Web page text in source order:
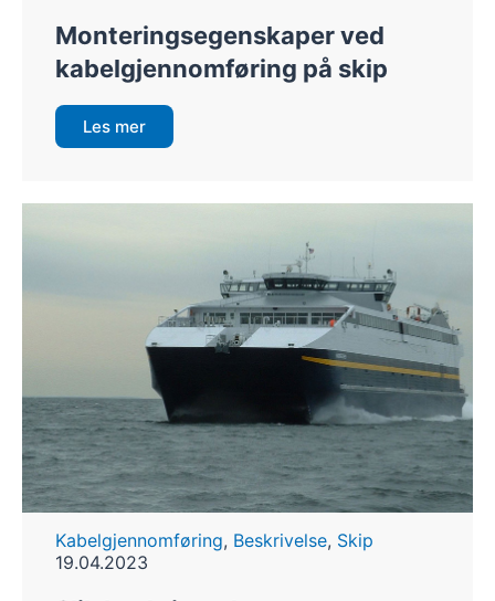
Monteringsegenskaper ved
kabelgjennomføring på skip
Les mer
Kabelgjennomføring, Beskrivelse, Skip
19.04.2023